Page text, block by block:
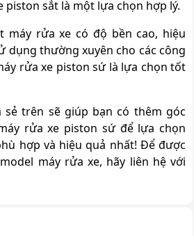
piston sắt là một lựa chọn hợp lý.
máy rửa xe có độ bền cao, hiệu
dụng thường xuyên cho các công
rửa xe piston sứ là lựa chọn tốt
sẻ trên sẽ giúp bạn có thêm góc
rửa xe piston sứ để lựa chọn
hợp và hiệu quả nhất! Để được
máy rửa xe, hãy liên hệ với